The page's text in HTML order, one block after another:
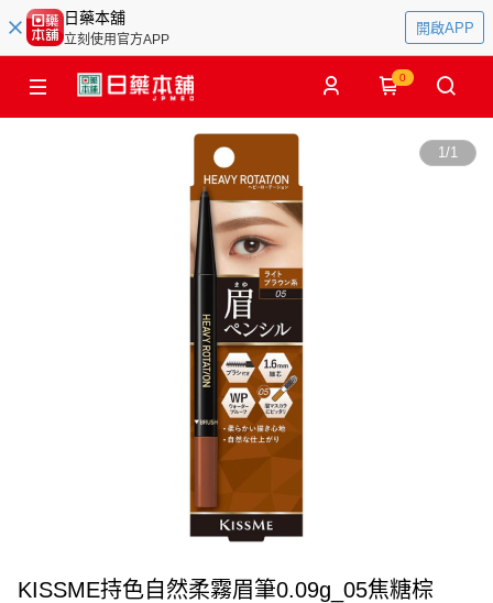
日藥本舖
立刻使用官方APP
開啟APP
0
1/1
KISSME持色自然柔霧眉筆0.09g_05焦糖棕